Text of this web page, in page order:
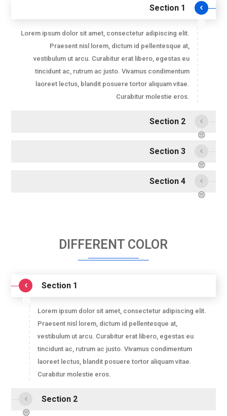
Section 1
Lorem ipsum dolor sit amet, consectetur adipiscing elit.
Praesent nisl lorem, dictum id pellentesque at,
vestibulum ut arcu. Curabitur erat libero, egestas eu
tincidunt ac, rutrum ac justo. Vivamus condimentum
laoreet lectus, blandit posuere tortor aliquam vitae.
Curabitur molestie eros.
Section 2
Section 3
Section 4
DIFFERENT COLOR
Section 1
Lorem ipsum dolor sit amet, consectetur adipiscing elit.
Praesent nisl lorem, dictum id pellentesque at,
vestibulum ut arcu. Curabitur erat libero, egestas eu
tincidunt ac, rutrum ac justo. Vivamus condimentum
laoreet lectus, blandit posuere tortor aliquam vitae.
Curabitur molestie eros.
Section 2